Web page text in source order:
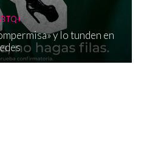
y lo tunden en